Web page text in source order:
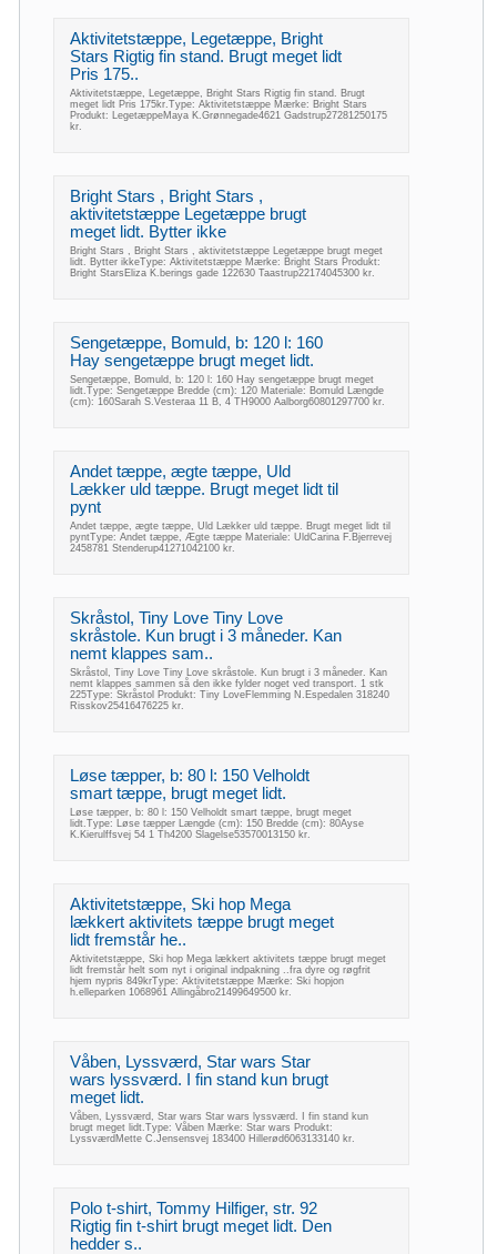
Aktivitetstæppe, Legetæppe, Bright
Stars Rigtig fin stand. Brugt meget lidt
Pris 175..
Aktivitetstæppe, Legetæppe, Bright Stars Rigtig fin stand. Brugt
meget lidt Pris 175kr.Type: Aktivitetstæppe Mærke: Bright Stars
Produkt: LegetæppeMaya K.Grønnegade4621 Gadstrup27281250175
kr.
Bright Stars , Bright Stars ,
aktivitetstæppe Legetæppe brugt
meget lidt. Bytter ikke
Bright Stars , Bright Stars , aktivitetstæppe Legetæppe brugt meget
lidt. Bytter ikkeType: Aktivitetstæppe Mærke: Bright Stars Produkt:
Bright StarsEliza K.berings gade 122630 Taastrup22174045300 kr.
Sengetæppe, Bomuld, b: 120 l: 160
Hay sengetæppe brugt meget lidt.
Sengetæppe, Bomuld, b: 120 l: 160 Hay sengetæppe brugt meget
lidt.Type: Sengetæppe Bredde (cm): 120 Materiale: Bomuld Længde
(cm): 160Sarah S.Vesteraa 11 B, 4 TH9000 Aalborg60801297700 kr.
Andet tæppe, ægte tæppe, Uld
Lækker uld tæppe. Brugt meget lidt til
pynt
Andet tæppe, ægte tæppe, Uld Lækker uld tæppe. Brugt meget lidt til
pyntType: Andet tæppe, Ægte tæppe Materiale: UldCarina F.Bjerrevej
2458781 Stenderup41271042100 kr.
Skråstol, Tiny Love Tiny Love
skråstole. Kun brugt i 3 måneder. Kan
nemt klappes sam..
Skråstol, Tiny Love Tiny Love skråstole. Kun brugt i 3 måneder. Kan
nemt klappes sammen så den ikke fylder noget ved transport. 1 stk
225Type: Skråstol Produkt: Tiny LoveFlemming N.Espedalen 318240
Risskov25416476225 kr.
Løse tæpper, b: 80 l: 150 Velholdt
smart tæppe, brugt meget lidt.
Løse tæpper, b: 80 l: 150 Velholdt smart tæppe, brugt meget
lidt.Type: Løse tæpper Længde (cm): 150 Bredde (cm): 80Ayse
K.Kierulffsvej 54 1 Th4200 Slagelse53570013150 kr.
Aktivitetstæppe, Ski hop Mega
lækkert aktivitets tæppe brugt meget
lidt fremstår he..
Aktivitetstæppe, Ski hop Mega lækkert aktivitets tæppe brugt meget
lidt fremstår helt som nyt i original indpakning ..fra dyre og røgfrit
hjem nypris 849krType: Aktivitetstæppe Mærke: Ski hopjon
h.elleparken 1068961 Allingåbro21499649500 kr.
Våben, Lyssværd, Star wars Star
wars lyssværd. I fin stand kun brugt
meget lidt.
Våben, Lyssværd, Star wars Star wars lyssværd. I fin stand kun
brugt meget lidt.Type: Våben Mærke: Star wars Produkt:
LyssværdMette C.Jensensvej 183400 Hillerød6063133140 kr.
Polo t-shirt, Tommy Hilfiger, str. 92
Rigtig fin t-shirt brugt meget lidt. Den
hedder s..